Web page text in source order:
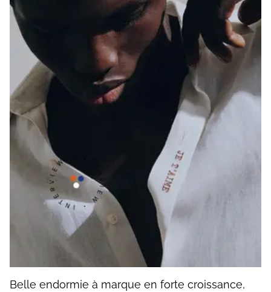
Belle endormie à marque en forte croissance,